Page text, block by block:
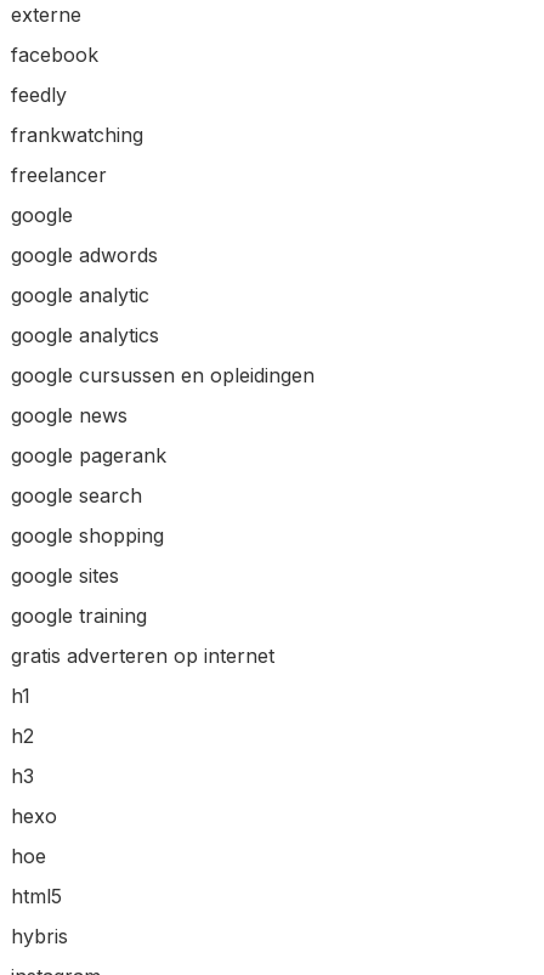
externe
facebook
feedly
frankwatching
freelancer
google
google adwords
google analytic
google analytics
google cursussen en opleidingen
google news
google pagerank
google search
google shopping
google sites
google training
gratis adverteren op internet
h1
h2
h3
hexo
hoe
html5
hybris